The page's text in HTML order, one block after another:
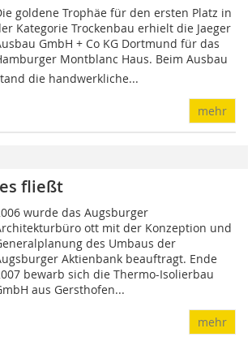
goldene Trophäe für den ersten Platz in
Kategorie Trockenbau erhielt die Jaeger
GmbH + Co KG Dortmund für das
Montblanc Haus. Beim Ausbau
die handwerkliche...
mehr
fließt
wurde das Augsburger
ott mit der Konzeption und
des Umbaus der
Aktienbank beauftragt. Ende
bewarb sich die Thermo-Isolierbau
aus Gersthofen...
mehr